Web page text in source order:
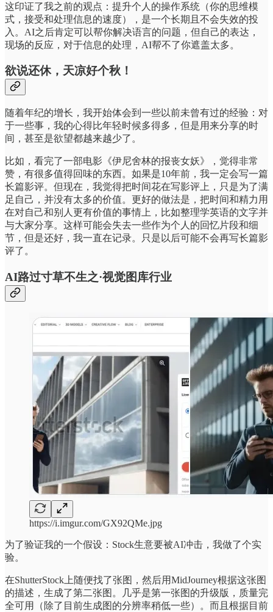
这印证了我之前的观点：提升个人的操作系统（你的思维模
式，接受和处理信息的速度），是一个长期且不会失效的投
入。AI之后肯定可以帮你解决语言的问题，但自己的表达，
现场的反应，对于信息的处理，AI帮不了你遮盖太多。
欲说还休，天凉好个秋！
随着年纪的增长，我开始体会到一些以前未曾有过的经验：对
于一些事，我的心得比年轻时候多得多，但是用来分享的时
间，甚至是欲望都越来越少了。
比如，看完了一部电影《伊尼舍林的报丧女妖》，觉得非常
赞，有很多值得回味的东西。如果是10年前，我一定会写一篇
长篇影评。但现在，我觉得把时间花在写影评上，只是为了满
足自己，并没有太多的价值。更好的做法是，把时间和精力用
在对自己和别人更有价值的事情上，比如整理学英语的文字并
与大家分享。这样可能会失去一些作为个人的回忆片段和细
节，但是还好，我一直在记录。只是以后可能不会再写长篇影
评了。
AI路过寸草不生之·视觉图库行业
https://i.imgur.com/GX92QMe.jpg
为了验证我的一个假设：Stock生意要被AI冲击，我做了个实
验。
在ShutterStock上随便找了张图，然后用MidJourney根据这张图
的描述，生成了第二张图。几乎是第一张图的升级版，质量完
全可用（除了目前生成图的分辨率稍低一些）。而且根据目前